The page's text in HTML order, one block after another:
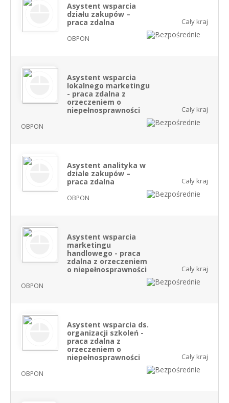
Asystent wsparcia
działu zakupów –
praca zdalna
OBPON
Cały kraj
Asystent wsparcia
lokalnego marketingu
- praca zdalna z
orzeczeniem o
niepełnosprawności
OBPON
Cały kraj
Asystent analityka w
dziale zakupów –
praca zdalna
OBPON
Cały kraj
Asystent wsparcia
marketingu
handlowego - praca
zdalna z orzeczeniem
o niepełnosprawności
OBPON
Cały kraj
Asystent wsparcia ds.
organizacji szkoleń -
praca zdalna z
orzeczeniem o
niepełnosprawności
OBPON
Cały kraj